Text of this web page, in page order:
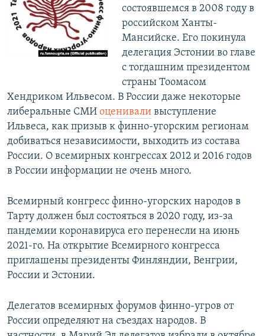
состоявшемся в 2008 году в
российском Ханты-
Мансийске. Его покинула
делегация Эстонии во главе
с тогдашним президентом
страны Тоомасом
Хендриком Ильвесом. В России даже некоторые
либеральные СМИ оценивали выступление
Ильвеса, как призыв к финно-угорским регионам
добиваться независимости, выходить из состава
России. О всемирных конгрессах 2012 и 2016 годов
в России информации не очень много.
Всемирный конгресс финно-угорских народов в
Тарту должен был состояться в 2020 году, из-за
пандемии коронавируса его перенесли на июнь
2021-го. На открытие Всемирного конгресса
приглашены президенты Финляндии, Венгрии,
России и Эстонии.
Делегатов всемирных форумов финно-угров от
России определяют на съездах народов. В